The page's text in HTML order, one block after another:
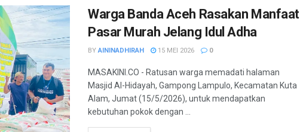
Warga Banda Aceh Rasakan Manfaat
Pasar Murah Jelang Idul Adha
BY AININADHIRAH 15 MEI 2026 0
MASAKINI.CO - Ratusan warga memadati halaman
Masjid Al-Hidayah, Gampong Lampulo, Kecamatan Kuta
Alam, Jumat (15/5/2026), untuk mendapatkan
kebutuhan pokok dengan ...